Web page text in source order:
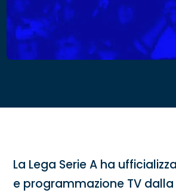
La Lega Serie A ha
e programmazione TV dalla